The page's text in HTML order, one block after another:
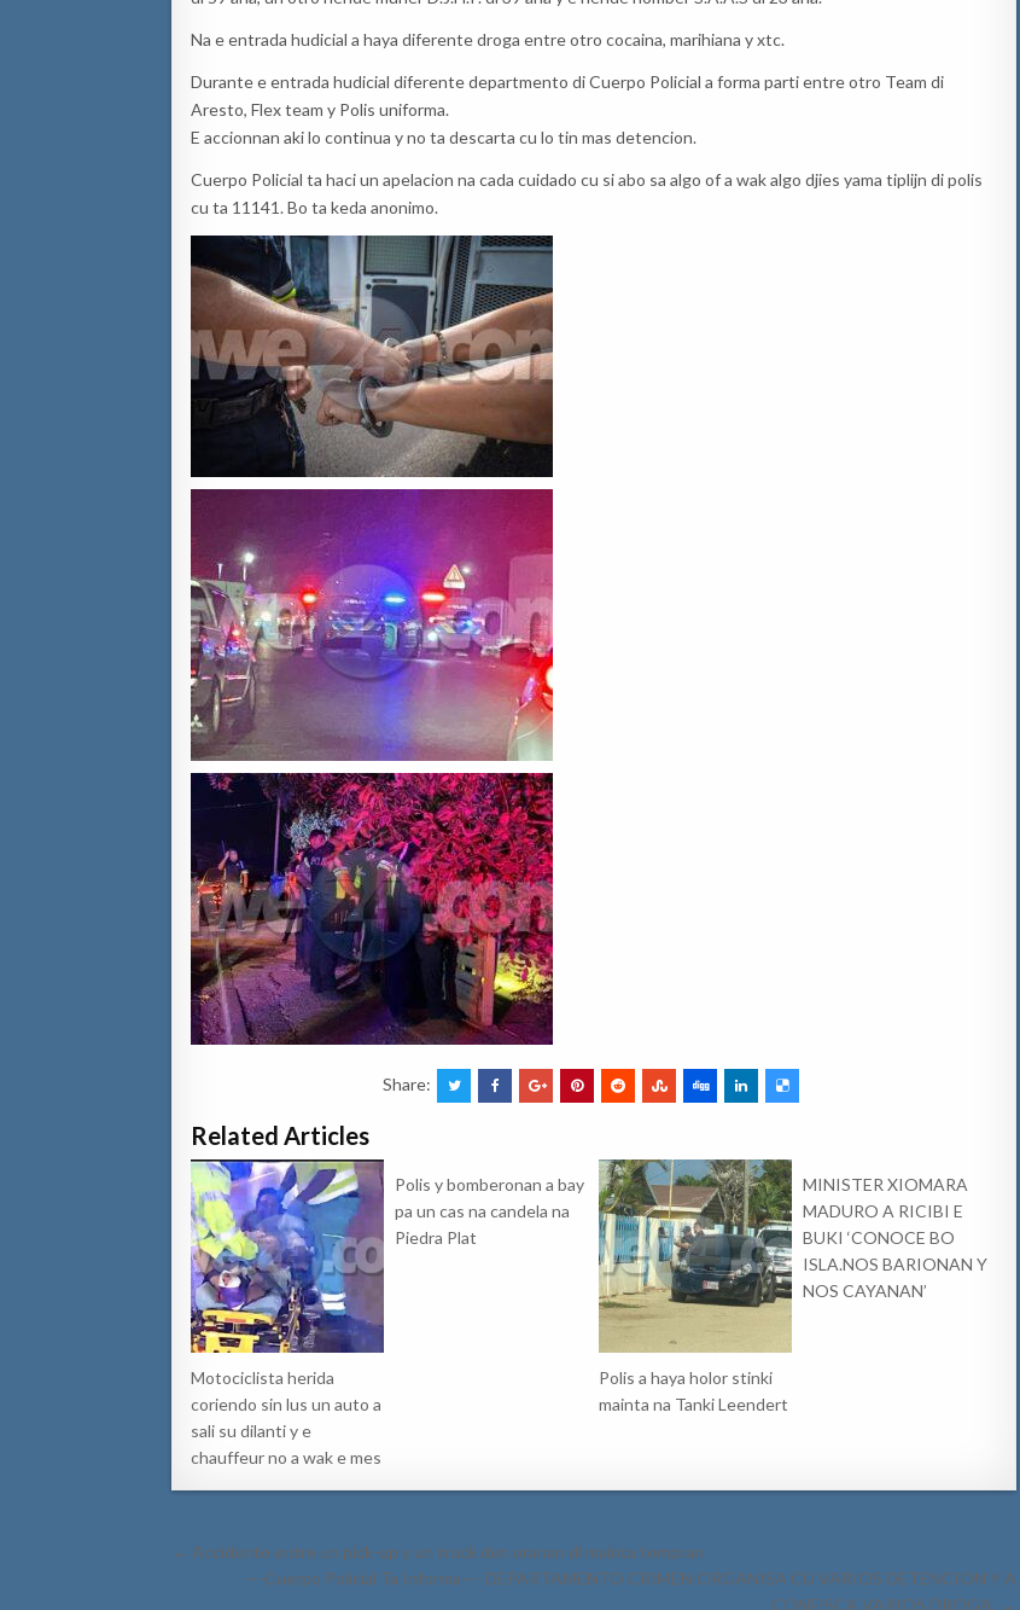
Na e entrada hudicial a haya diferente droga entre otro cocaina, marihiana y xtc.
Durante e entrada hudicial diferente departmento di Cuerpo Policial a forma parti entre otro Team di
Aresto, Flex team y Polis uniforma.
E accionnan aki lo continua y no ta descarta cu lo tin mas detencion.
Cuerpo Policial ta haci un apelacion na cada cuidado cu si abo sa algo of a wak algo djies yama tiplijn di polis
cu ta 11141. Bo ta keda anonimo.
Share:
Related Articles
Motociclista herida
coriendo sin lus un auto a
sali su dilanti y e
chauffeur no a wak e mes
Polis y bomberonan a bay
pa un cas na candela na
Piedra Plat
Polis a haya holor stinki
mainta na Tanki Leendert
MINISTER XIOMARA
MADURO A RICIBI E
BUKI ‘CONOCE BO
ISLA.NOS BARIONAN Y
NOS CAYANAN’
Post
navigation
← Accidente entre un pick-up y un truck den oranan di mainta tempran
—-Cuerpo Policial Ta Informa—- DEPARTAMENTO CRIMEN ORGANISA CU VARIOS DETENCION Y A
CONFISCA VARIOS DROGA. →